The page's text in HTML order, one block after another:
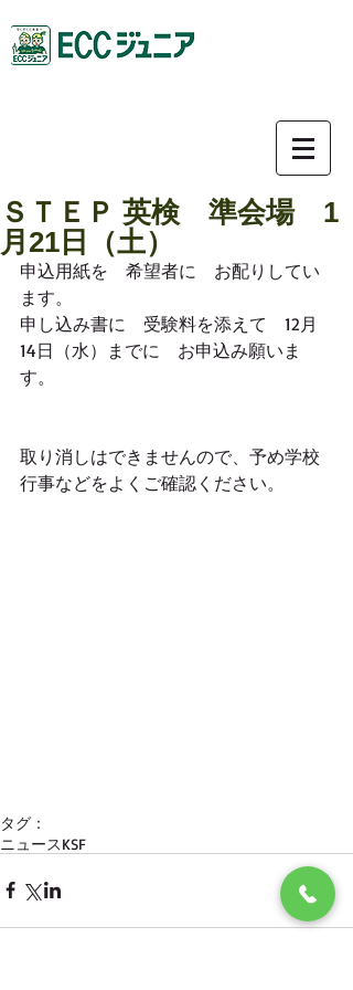
ＳＴＥＰ 英検 準会場 1
月21日（土）
申込用紙を　希望者に　お配りしてい
ます。
申し込み書に　受験料を添えて　12月
14日（水）までに　お申込み願いま
す。
取り消しはできませんので、予め学校
行事などをよくご確認ください。
タグ：
ニュースKSF